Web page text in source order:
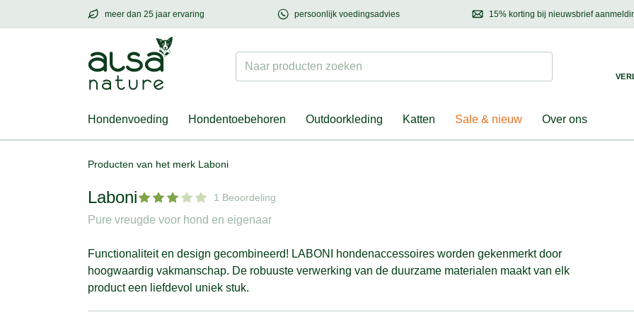
meer dan 25 jaar ervaring
meer dan25 jaar ervaring – met hart voor hond & eigenaar 15% korting bij nieuwsbrief
Ontdek nieuwtjes,
persoonlijk voedingsadvies
Mailons met uw vragen, onze voedingsdeskundige adviseert u graag!
Naar producten zoeken Suchen
Hondenvoeding Hondentoebehoren Outdoorkleding Katten Sale & nieuw Over ons
Producten van het merk Laboni
Laboni 1 Beoordeling
Pure vreugde voor hond en eigenaar
Functionaliteit en design gecombineerd! LABONI hondenaccessoires worden gekenmerkt door
hoogwaardig vakmanschap. De robuuste verwerking van de duurzame materialen maakt van elk
product een liefdevol uniek stuk.